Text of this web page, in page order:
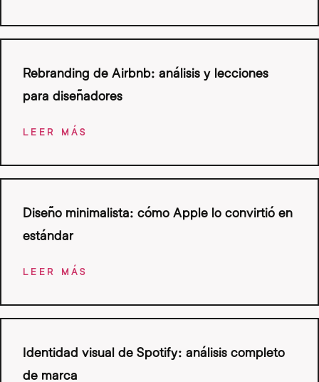
Rebranding de Airbnb: análisis y lecciones
para diseñadores
LEER MÁS
Diseño minimalista: cómo Apple lo convirtió en
estándar
LEER MÁS
Identidad visual de Spotify: análisis completo
de marca